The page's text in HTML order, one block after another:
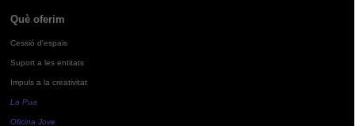
Què oferim
Cessió d'espais
Suport a les entitats
Impuls a la creativitat
La Pua
Oficina Jove